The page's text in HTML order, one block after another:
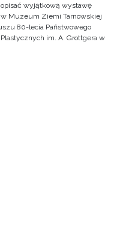
opisać wyjątkową wystawę
Muzeum Ziemi Tarnowskiej
80-lecia Państwowego
im. A. Grottgera w